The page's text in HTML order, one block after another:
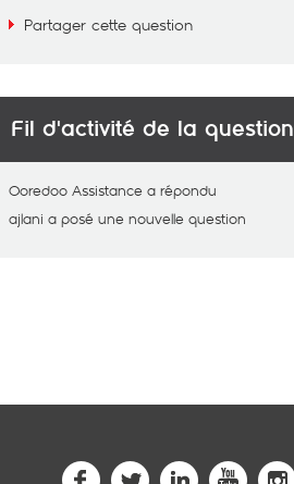
Partager cette question
Fil d'activité de la question
Ooredoo Assistance a répondu
ajlani a posé une nouvelle question